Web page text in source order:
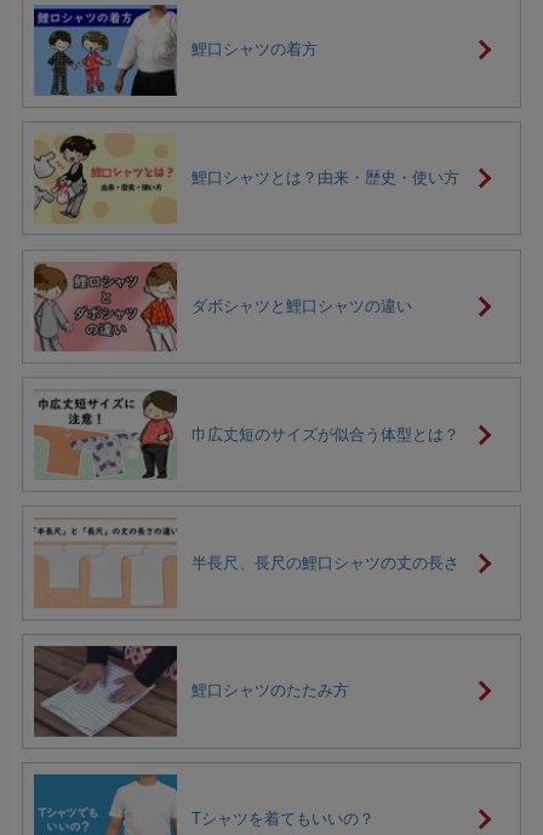
鯉口シャツの着方
鯉口シャツとは？由来・歴史・使い方
ダボシャツと鯉口シャツの違い
巾広丈短のサイズが似合う体型とは？
半長尺、長尺の鯉口シャツの丈の長さ
鯉口シャツのたたみ方
Tシャツを着てもいいの？